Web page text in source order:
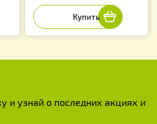
и узнай о последних акциях и